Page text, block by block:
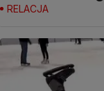
RELACJA